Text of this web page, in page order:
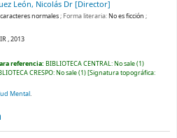
León, Nicolás Dr [Director]
caracteres normales; Forma literaria:No es ficción ;
,2013
referencia: BIBLIOTECA CENTRAL: No sale(1)
CRESPO: No sale(1) Signatura topográfica:
Mental.